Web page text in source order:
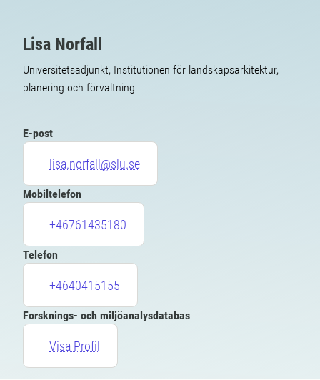
Lisa Norfall
Universitetsadjunkt, Institutionen för landskapsarkitektur,
planering och förvaltning
E-post
lisa.norfall@slu.se
Mobiltelefon
+46761435180
Telefon
+4640415155
Forsknings- och miljöanalysdatabas
Visa Profil